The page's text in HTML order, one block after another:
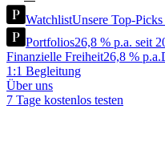
WatchlistUnsere Top-
Portfolios26,8 % p.a. seit
Finanzielle Freiheit26,8 % p.a.
1:1 Begleitung
Über uns
7 Tage kostenlos testen